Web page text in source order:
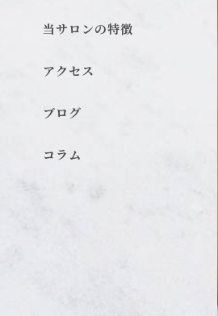
当サロンの特徴
アクセス
ブログ
コラム